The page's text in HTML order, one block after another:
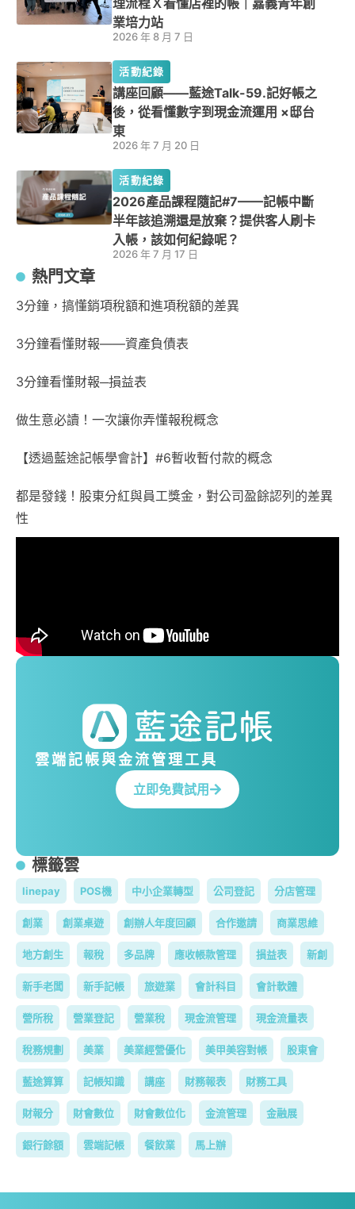
業培力站
2026 年 8 月 7 日
活動紀錄
講座回顧——藍途Talk-59.記好帳之
後，從看懂數字到現金流運用 ×邸台
東
2026 年 7 月 20 日
活動紀錄
2026產品課程隨記#7——記帳中斷
半年該追溯還是放棄？提供客人刷卡
入帳，該如何紀錄呢？
2026 年 7 月 17 日
熱門文章
3分鐘，搞懂銷項稅額和進項稅額的差異
3分鐘看懂財報——資產負債表
3分鐘看懂財報─損益表
做生意必讀！一次讓你弄懂報稅概念
【透過藍途記帳學會計】#6暫收暫付款的概念
都是發錢！股東分紅與員工獎金，對公司盈餘認列的差異
性
雲端記帳與金流管理工具
立即免費試用
標籤雲
linepay POS機 中小企業轉型 公司登記 分店管理
創業 創業桌遊 創辦人年度回顧 合作邀請 商業思維
地方創生 報稅 多品牌 應收帳款管理 損益表 新創
新手老闆 新手記帳 旅遊業 會計科目 會計軟體
營所稅 營業登記 營業稅 現金流管理 現金流量表
稅務規劃 美業 美業經營優化 美甲美容對帳 股東會
藍途算算 記帳知識 講座 財務報表 財務工具
財報分 財會數位 財會數位化 金流管理 金融展
銀行餘額 雲端記帳 餐飲業 馬上辦